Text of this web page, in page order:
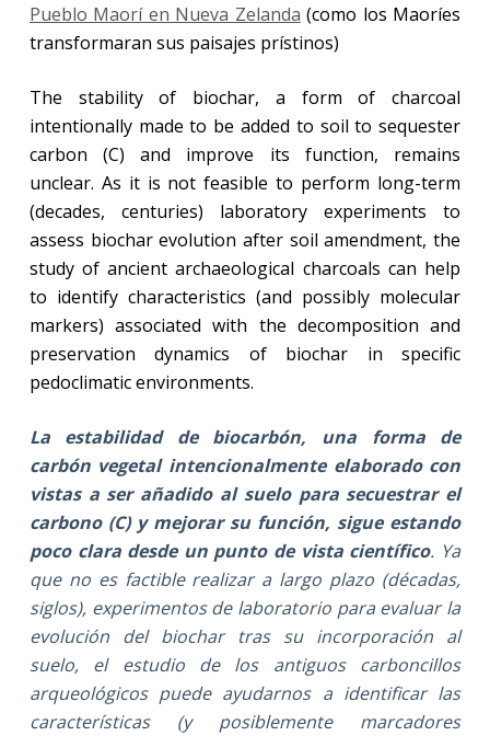
Pueblo Maorí en Nueva Zelanda (como los Maoríes
transformaran sus paisajes prístinos)
The stability of biochar, a form of charcoal
intentionally made to be added to soil to sequester
carbon (C) and improve its function, remains
unclear. As it is not feasible to perform long-term
(decades, centuries) laboratory experiments to
assess biochar evolution after soil amendment, the
study of ancient archaeological charcoals can help
to identify characteristics (and possibly molecular
markers) associated with the decomposition and
preservation dynamics of biochar in specific
pedoclimatic environments.
La estabilidad de biocarbón, una forma de
carbón vegetal intencionalmente elaborado con
vistas a ser añadido al suelo para secuestrar el
carbono (C) y mejorar su función, sigue estando
poco clara desde un punto de vista científico. Ya
que no es factible realizar a largo plazo (décadas,
siglos), experimentos de laboratorio para evaluar la
evolución del biochar tras su incorporación al
suelo, el estudio de los antiguos carboncillos
arqueológicos puede ayudarnos a identificar las
características (y posiblemente marcadores